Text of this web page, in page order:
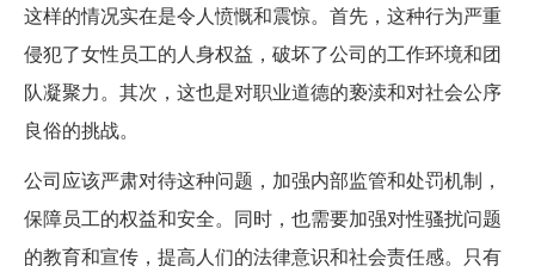
这样的情况实在是令人愤慨和震惊。首先，这种行为严重
侵犯了女性员工的人身权益，破坏了公司的工作环境和团
队凝聚力。其次，这也是对职业道德的亵渎和对社会公序
良俗的挑战。
公司应该严肃对待这种问题，加强内部监管和处罚机制，
保障员工的权益和安全。同时，也需要加强对性骚扰问题
的教育和宣传，提高人们的法律意识和社会责任感。只有